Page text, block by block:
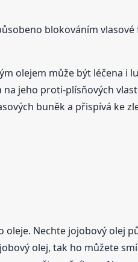
blokováním vlasové
olejem může být léčena i
jeho proti-plísňových
buněk a přispívá ke
oleje. Nechte jojobový olej
olej, tak ho můžete